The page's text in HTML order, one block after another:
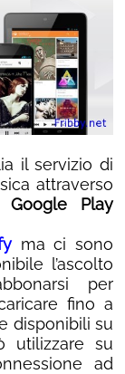
il servizio di
attraverso
Google Play
ma ci sono
l’ascolto
per
fino a
disponibili su
utilizzare su
ad